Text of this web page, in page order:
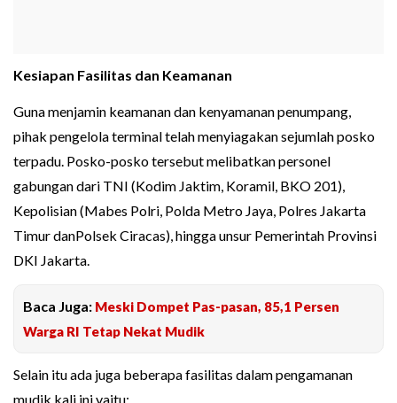
Kesiapan Fasilitas dan Keamanan
Guna menjamin keamanan dan kenyamanan penumpang,
pihak pengelola terminal telah menyiagakan sejumlah posko
terpadu. Posko-posko tersebut melibatkan personel
gabungan dari TNI (Kodim Jaktim, Koramil, BKO 201),
Kepolisian (Mabes Polri, Polda Metro Jaya, Polres Jakarta
Timur danPolsek Ciracas), hingga unsur Pemerintah Provinsi
DKI Jakarta.
Baca Juga: Meski Dompet Pas-pasan, 85,1 Persen
Warga RI Tetap Nekat Mudik
Selain itu ada juga beberapa fasilitas dalam pengamanan
mudik kali ini yaitu: